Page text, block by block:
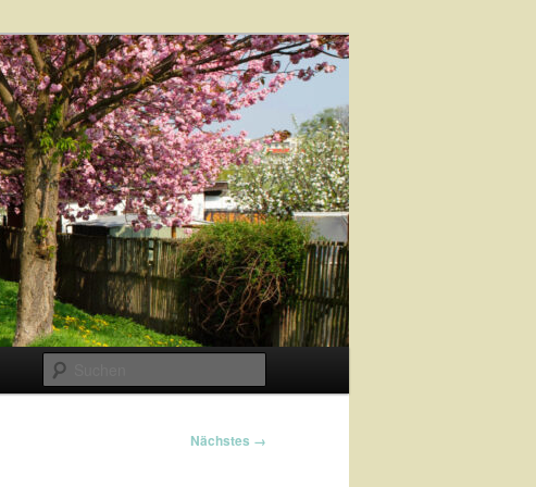
Nächstes →